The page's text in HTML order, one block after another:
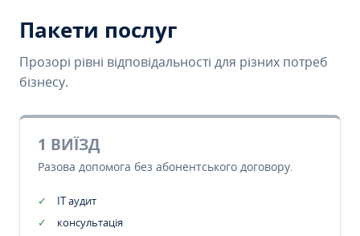
Пакети послуг
Прозорі рівні відповідальності для різних потреб
бізнесу.
1 ВИЇЗД
Разова допомога без абонентського договору.
IT аудит
консультація